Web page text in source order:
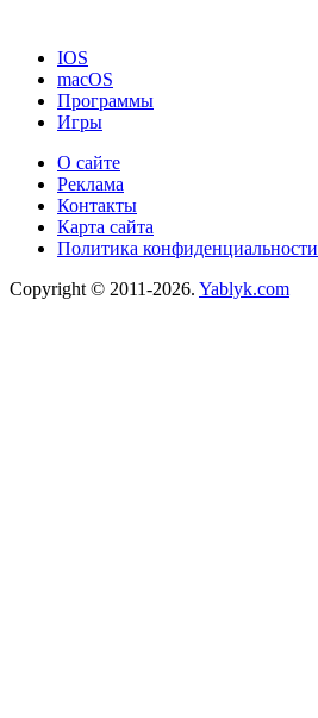
IOS
macOS
Программы
Игры
О сайте
Реклама
Контакты
Карта сайта
Политика конфиденциальности
Copyright © 2011-2026. Yablyk.сom